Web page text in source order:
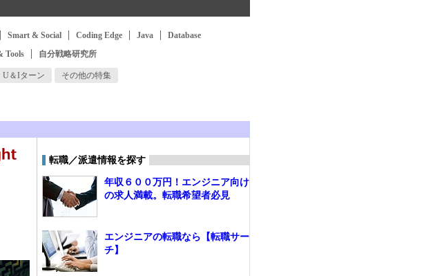
Smart & Social Coding Edge Java
Database
Tools 自分戦略研究所
U＆Iターン その他の特集
転職／派遣情報を探す
年収６００万円！エンジニア向け
の求人満載。転職希望者必見
エンジニアの転職なら【転職サー
チ】